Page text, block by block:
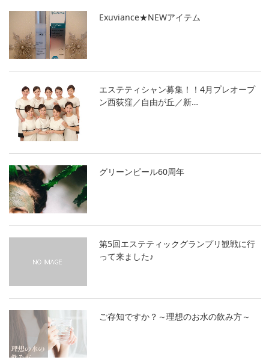
Exuviance★NEWアイテム
エステティシャン募集！！4月プレオープ
ン西荻窪／自由が丘／新…
グリーンピール60周年
第5回エステティックグランプリ観戦に行
って来ました♪
ご存知ですか？～理想のお水の飲み方～